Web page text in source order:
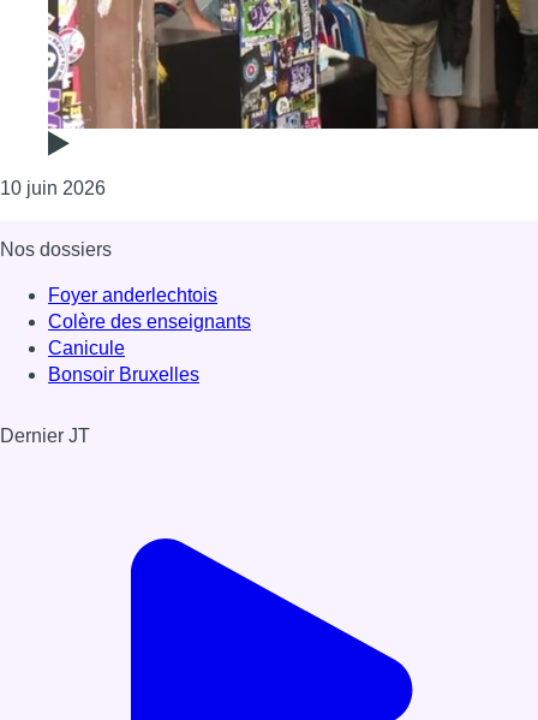
10 juin 2026Consulter l'article "“Blokecore” et Coupe du
Nos dossiers
Foyer anderlechtois
Colère des enseignants
Canicule
Bonsoir Bruxelles
Dernier JT